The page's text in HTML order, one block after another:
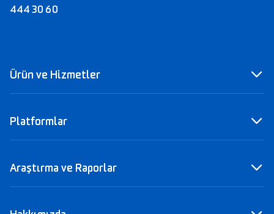
444 30 60
Ürün ve Hizmetler
Platformlar
Fibayatırım Mobil
Araştırma ve Raporlar